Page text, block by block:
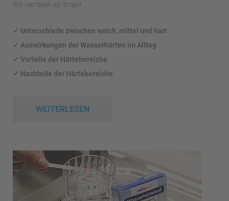
Wir verraten es Ihnen!
✓ Unterschiede zwischen weich, mittel und hart
✓ Auswirkungen der Wasserhärten im Alltag
✓ Vorteile der Härtebereiche
✓ Nachteile der Härtebereiche
WEITERLESEN